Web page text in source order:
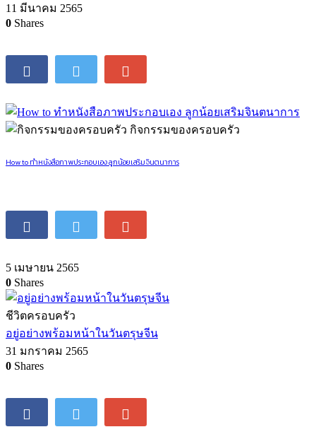
11 มีนาคม 2565
0 Shares
กิจกรรมของครอบครัว
How to ทำหนังสือภาพประกอบเอง ลูกน้อยเสริมจินตนาการ
5 เมษายน 2565
0 Shares
ชีวิตครอบครัว
อยู่อย่างพร้อมหน้าในวันตรุษจีน
31 มกราคม 2565
0 Shares